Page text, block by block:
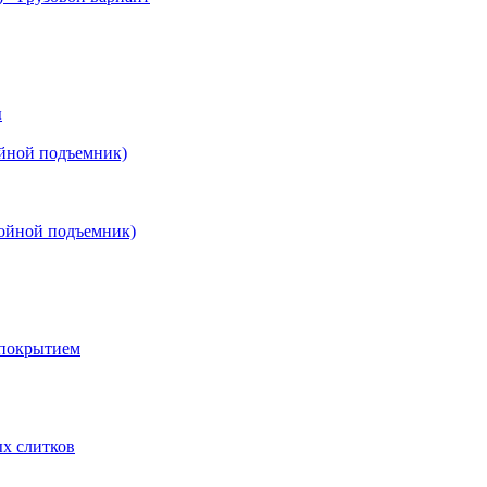
подъемник)
подъемник)
слитков